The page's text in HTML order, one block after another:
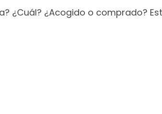
¿Cuál? ¿Acogido o comprado?